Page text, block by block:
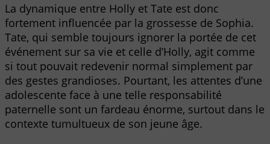
La dynamique entre Holly et Tate est donc
fortement influencée par la grossesse de Sophia.
Tate, qui semble toujours ignorer la portée de cet
événement sur sa vie et celle d’Holly, agit comme
si tout pouvait redevenir normal simplement par
des gestes grandioses. Pourtant, les attentes d’une
adolescente face à une telle responsabilité
paternelle sont un fardeau énorme, surtout dans le
contexte tumultueux de son jeune âge.